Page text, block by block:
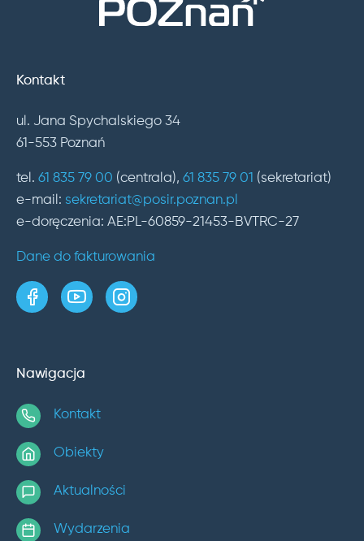
Kontakt
ul. Jana Spychalskiego 34
61-553 Poznań
tel. 61 835 79 00 (centrala), 61 835 79 01 (sekretariat)
e-mail: sekretariat@posir.poznan.pl
e-doręczenia: AE:PL-60859-21453-BVTRC-27
Dane do fakturowania
strona w serwisie Facebook
kanał w serwisie YouTube
profil w serwisie Instagram
Nawigacja
Kontakt
Obiekty
Aktualności
Wydarzenia